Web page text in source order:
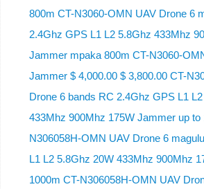
800m CT-N3060-OMN UAV Drone 6
2.4Ghz GPS L1 L2 5.8Ghz 433Mhz
Jammer mpaka 800m CT-N3060-
Jammer $ 4,000.00 $ 3,800.00 CT-
Drone 6 bands RC 2.4Ghz GPS L1
433Mhz 900Mhz 175W Jammer up to
N306058H-OMN UAV Drone 6
L1 L2 5.8Ghz 20W 433Mhz 900Mhz
1000m CT-N306058H-OMN UAV